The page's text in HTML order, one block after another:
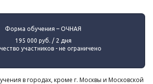
Форма обучения – ОЧНАЯ
195 000 руб. / 2 дня
участников - не ограничено
в городах, кроме г. Москвы и Московской